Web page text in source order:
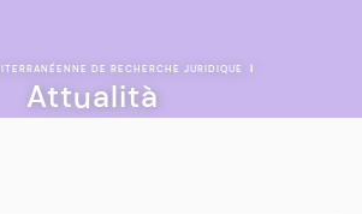
DE RECHERCHE JURIDIQUE |
Attualità